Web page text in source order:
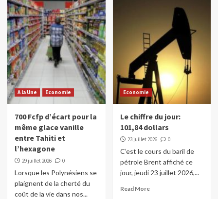
A la Une Economie
700 Fcfp d’écart pour la
même glace vanille
entre Tahiti et
l’hexagone
29 juillet 2026 0
Lorsque les Polynésiens se
plaignent de la cherté du
coût de la vie dans nos...
Economie
Le chiffre du jour:
101,84 dollars
23 juillet 2026 0
C’est le cours du baril de
pétrole Brent affiché ce
jour, jeudi 23 juillet 2026,...
Read More